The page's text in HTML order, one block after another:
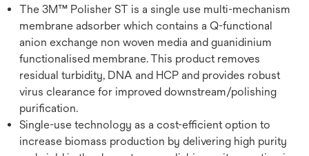
The 3M™ Polisher ST is a single use multi-mechanism
membrane adsorber which contains a Q-functional
anion exchange non woven media and guanidinium
functionalised membrane. This product removes
residual turbidity, DNA and HCP and provides robust
virus clearance for improved downstream/polishing
purification.
Single-use technology as a cost-efficient option to
increase biomass production by delivering high purity